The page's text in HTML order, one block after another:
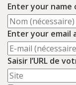
Enter your name
Enter your email
Saisir l’URL de